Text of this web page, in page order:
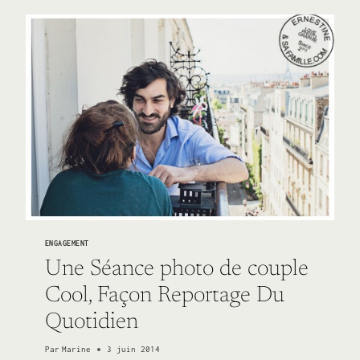
ENGAGEMENT
Une Séance photo de couple
Cool, Façon Reportage Du
Quotidien
Par Marine 3 juin 2014